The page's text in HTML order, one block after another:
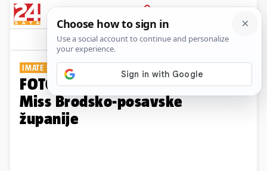
PRIJAVA
Galerija Komentari
IMATE LI FAVORITA?
FOTO Ove ljepotice žele biti
Miss Brodsko-posavske
županije